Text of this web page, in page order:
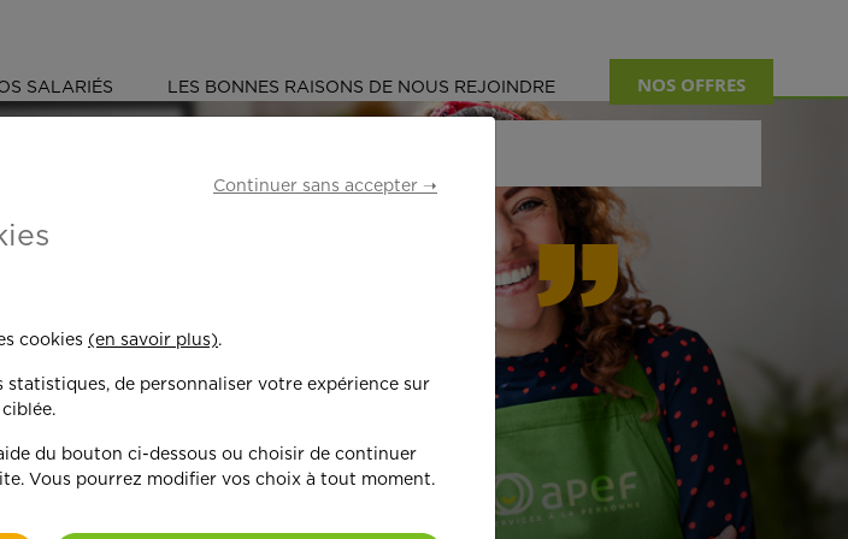
SALARIÉS LES BONNES RAISONS DE NOUS REJOINDRE NOS OFFRES
plus performant
met du cœur !
Continuer sans accepter ➝
cookies (en savoir plus).
de personnaliser votre expérience sur
du bouton ci-dessous ou choisir de continuer
Vous pourrez modifier vos choix à tout moment.